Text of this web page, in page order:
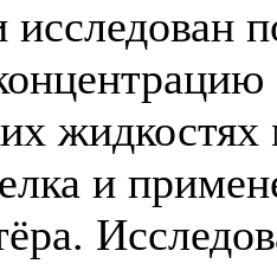
исследован
и